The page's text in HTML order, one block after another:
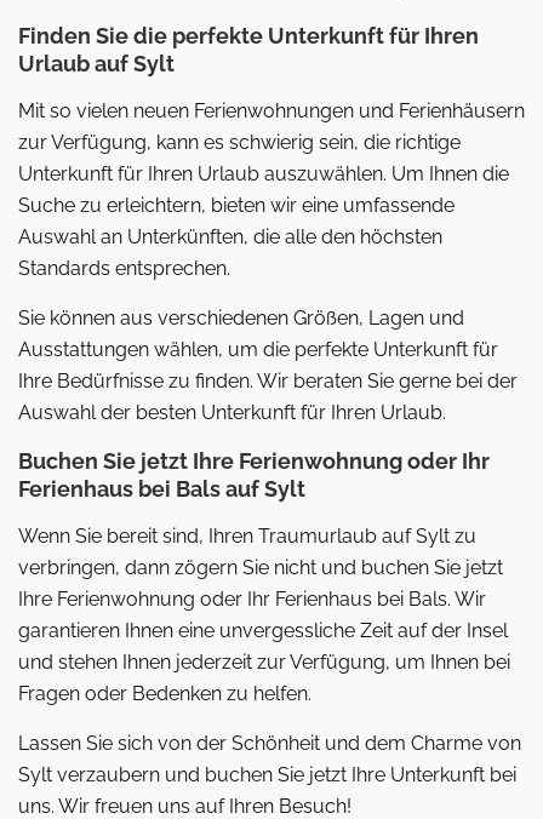
Finden Sie die perfekte Unterkunft für Ihren
Urlaub auf Sylt
Mit so vielen neuen Ferienwohnungen und Ferienhäusern
zur Verfügung, kann es schwierig sein, die richtige
Unterkunft für Ihren Urlaub auszuwählen. Um Ihnen die
Suche zu erleichtern, bieten wir eine umfassende
Auswahl an Unterkünften, die alle den höchsten
Standards entsprechen.
Sie können aus verschiedenen Größen, Lagen und
Ausstattungen wählen, um die perfekte Unterkunft für
Ihre Bedürfnisse zu finden. Wir beraten Sie gerne bei der
Auswahl der besten Unterkunft für Ihren Urlaub.
Buchen Sie jetzt Ihre Ferienwohnung oder Ihr
Ferienhaus bei Bals auf Sylt
Wenn Sie bereit sind, Ihren Traumurlaub auf Sylt zu
verbringen, dann zögern Sie nicht und buchen Sie jetzt
Ihre Ferienwohnung oder Ihr Ferienhaus bei Bals. Wir
garantieren Ihnen eine unvergessliche Zeit auf der Insel
und stehen Ihnen jederzeit zur Verfügung, um Ihnen bei
Fragen oder Bedenken zu helfen.
Lassen Sie sich von der Schönheit und dem Charme von
Sylt verzaubern und buchen Sie jetzt Ihre Unterkunft bei
uns. Wir freuen uns auf Ihren Besuch!